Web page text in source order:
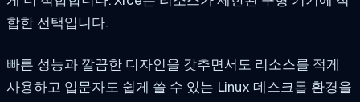
합한 선택입니다.
빠른 성능과 깔끔한 디자인을 갖추면서도 리소스를 적게
사용하고 입문자도 쉽게 쓸 수 있는 Linux 데스크톱 환경을